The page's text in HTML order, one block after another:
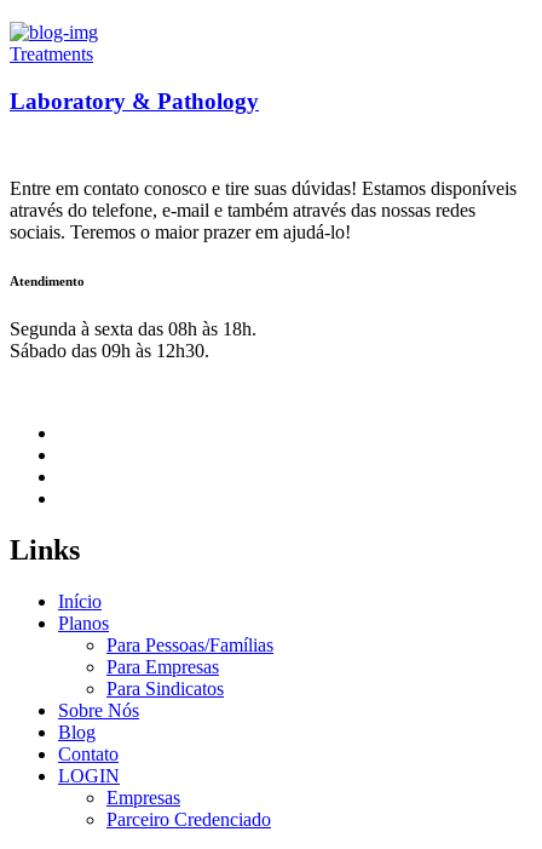
Treatments
Laboratory & Pathology
Entre em contato conosco e tire suas dúvidas! Estamos disponíveis
através do telefone, e-mail e também através das nossas redes
sociais. Teremos o maior prazer em ajudá-lo!
Atendimento
Segunda à sexta das 08h às 18h.
Sábado das 09h às 12h30.
Links
Início
Planos
Para Pessoas/Famílias
Para Empresas
Para Sindicatos
Sobre Nós
Blog
Contato
LOGIN
Empresas
Parceiro Credenciado